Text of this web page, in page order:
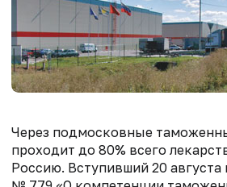
Через подмосковные
проходит до 80% всего
Россию. Вступивший 20